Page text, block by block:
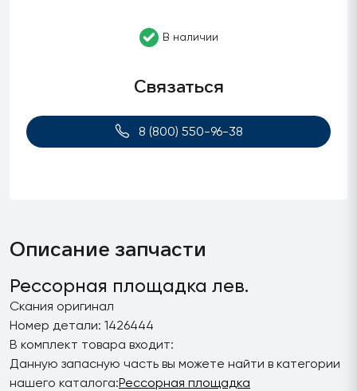
В наличии
Связаться
8 (800) 550-96-38
Описание запчасти
Рессорная площадка лев.
Скания оригинал
Номер детали: 1426444
В комплект товара входит:
Данную запасную часть вы можете найти в категории
нашего каталога:Рессорная площадка